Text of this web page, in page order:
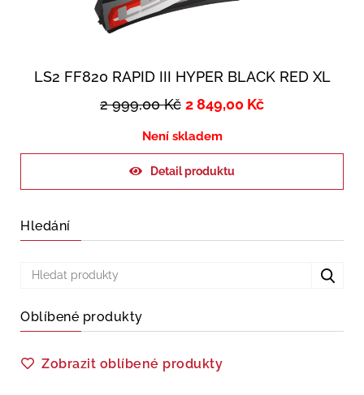
LS2 FF820 RAPID III HYPER BLACK RED XL
2 999,00Kč 2 849,00 Kč
Není skladem
Detail produktu
Hledání
Oblíbené produkty
Zobrazit oblíbené produkty